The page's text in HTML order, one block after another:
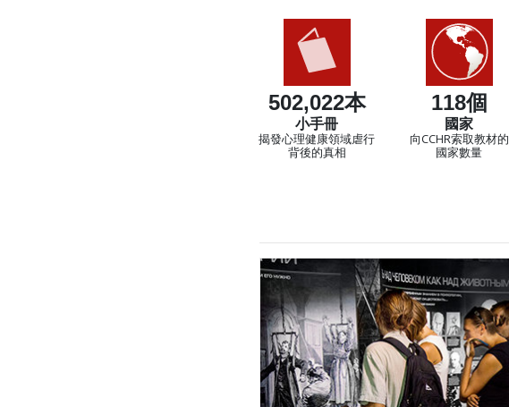
502,022本
小手冊
揭發心理健康領域虐行
背後的真相
118個
國家
向CCHR索取教材的
國家數量